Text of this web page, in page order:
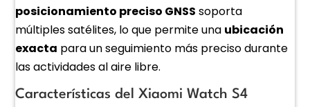
posicionamiento preciso GNSS soporta
múltiples satélites, lo que permite una ubicación
exacta para un seguimiento más preciso durante
las actividades al aire libre.
Características del Xiaomi Watch S4